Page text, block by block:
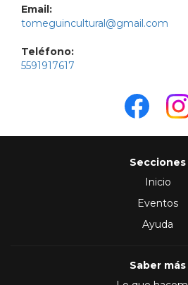
Email:
tomeguincultural@gmail.com
Teléfono:
5591917617
Secciones
Inicio
Eventos
Ayuda
Saber más